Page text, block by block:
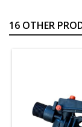
16 OTHER